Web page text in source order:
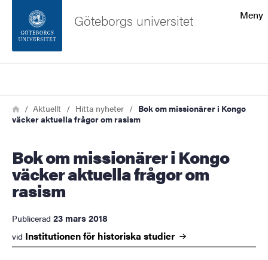
Sidfoten
Om webbplatsen
Meny
Göteborgs universitet
Länkstig
HemAktuellt Hitta nyheter
Bok om missionärer i Kongo
väcker aktuella frågor om rasism
Bok om missionärer i Kongo
väcker aktuella frågor om
rasism
Publicerad 23 mars 2018
vid Institutionen för historiska studier